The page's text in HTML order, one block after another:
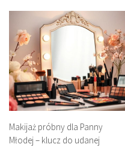
Makijaż próbny dla Panny
Młodej – klucz do udanej